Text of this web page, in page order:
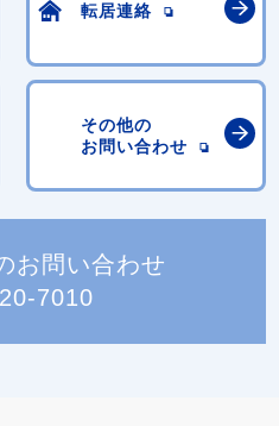
転居連絡
その他の
お問い合わせ
お問い合わせ
7010